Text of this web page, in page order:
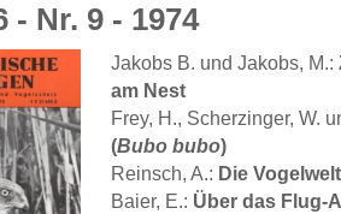
- Nr. 9 - 1974
Jakobs B. und Jakobs, M.:
am Nest
Frey, H., Scherzinger, W.
(Bubo bubo)
Reinsch, A.: Die
Baier, E.: Über das Flug-